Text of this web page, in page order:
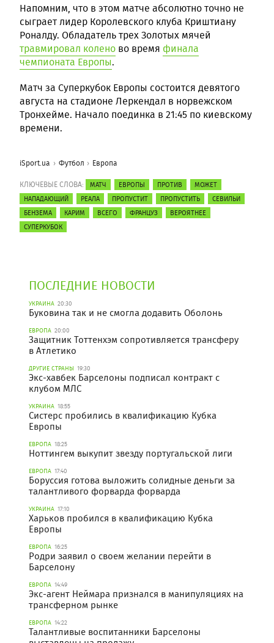
Напомним, что в этом матче абсолютно точно не
сыграет лидер Королевского клуба Криштиану
Роналду. Обладатель трех Золотых мячей
травмировал колено во время финала
чемпионата Европы.
Матч за Суперкубок Европы состоится девятого
августа на стадионе Леркендал в норвежском
Тронхейме. Начало поединка в 21:45 по киевскому
времени.
iSport.ua Футбол Европа
КЛЮЧЕВЫЕ СЛОВА: МАТЧ ЕВРОПЫ ПРОТИВ
МОЖЕТ
НАПАДАЮЩИЙ
РЕАЛА ПРОПУСТИТ ПРОПУСТИТЬ
СЕВИЛЬИ
БЕНЗЕМА
КАРИМ ВСЕГО ФРАНЦУЗ
ВЕРОЯТНЕЕ
СУПЕРКУБОК
ПОСЛЕДНИЕ НОВОСТИ
УКРАИНА 20:30
Буковина так и не смогла додавить Оболонь
ЕВРОПА 20:00
Защитник Тоттенхэм сопротивляется трансферу
в Атлетико
ДРУГИЕ СТРАНЫ 19:30
Экс-хавбек Барселоны подписал контракт с
клубом МЛС
УКРАИНА 18:55
Систерс пробились в квалификацию Кубка
Европы
ЕВРОПА 18:25
Ноттингем выкупит звезду португальской лиги
ЕВРОПА 17:40
Боруссия готова выложить солидные деньги за
талантливого форварда форварда
УКРАИНА 17:10
Харьков пробился в квалификацию Кубка
Европы
ЕВРОПА 16:25
Родри заявил о своем желании перейти в
Барселону
ЕВРОПА 14:49
Экс-агент Неймара признался в манипуляциях на
трансферном рынке
ЕВРОПА 14:22
Талантливые воспитанники Барселоны